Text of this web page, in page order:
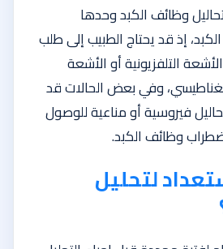
وظائف الكبد وحدها
إذ قد يحتاج الطبيب إلى طلب
التلفزيونية أو الأشعة
وفي بعض الحالات قد
فيروسية أو مناعية للوصول
وظائف الكبد.
لتحليل